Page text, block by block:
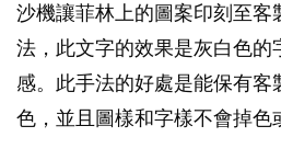
沙機讓菲林上的圖案印刻至客
法，此文字的效果是灰白色的
感。此手法的好處是能保有客
色，並且圖樣和字樣不會掉色